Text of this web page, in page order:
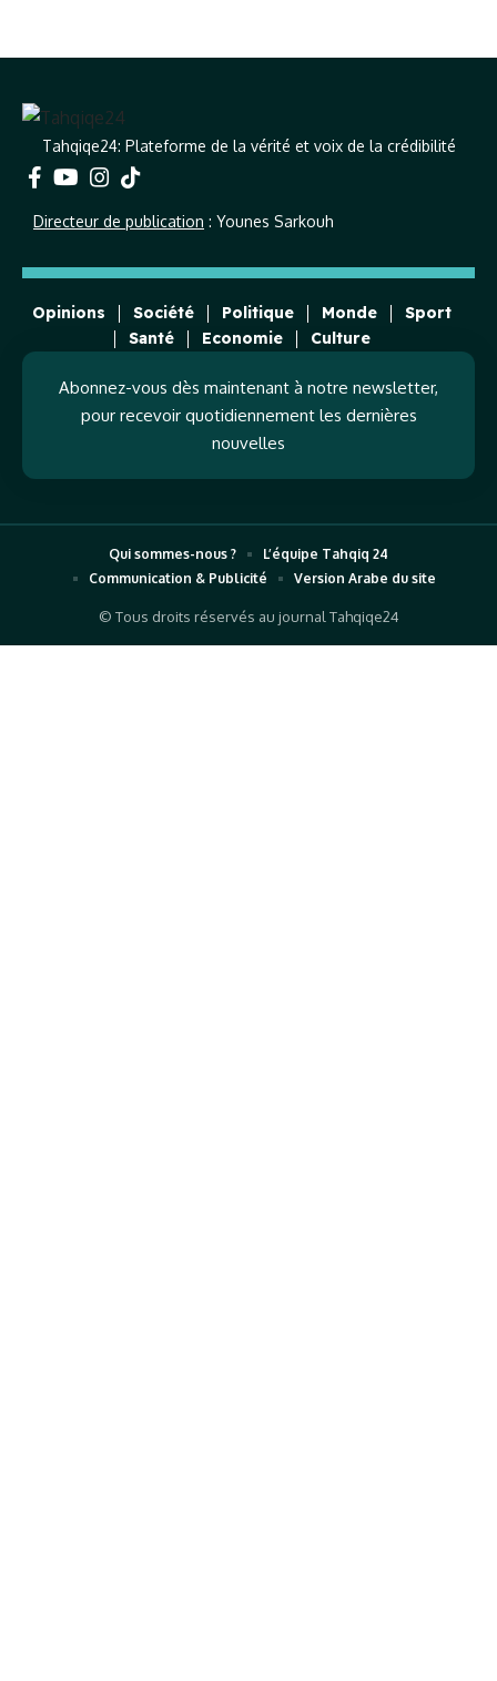
Tahqiqe24: Plateforme de la vérité et voix de la crédibilité
Directeur de publication : Younes Sarkouh
Opinions Société Politique Monde
Sport
Santé
Economie Culture
Abonnez-vous dès maintenant à notre newsletter,
pour recevoir quotidiennement les dernières
nouvelles
© Tous droits réservés au journal Tahqiqe24
Qui sommes-nous ?
L’équipe Tahqiq 24
Communication & Publicité
Version Arabe du site